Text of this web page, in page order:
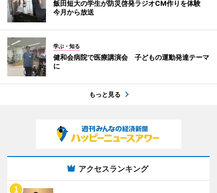
飯田短大の学生が防災啓発ラジオCM作りを体験
今月から放送
学ぶ・知る
健和会病院で医療講演会 子どもの運動発達テーマ
に
もっと見る
アクセスランキング